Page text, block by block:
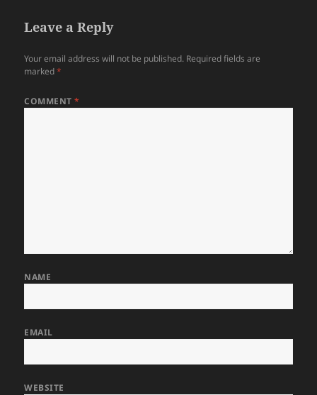
Leave a Reply
Your email address will not be published. Required fields are
marked*
COMMENT*
NAME
EMAIL
WEBSITE